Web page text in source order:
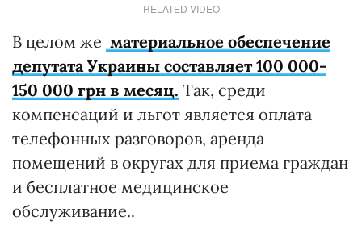
RELATED VIDEO
В целом же материальное обеспечение
депутата Украины составляет 100 000-
150 000 грн в месяц. Так, среди
компенсаций и льгот является оплата
телефонных разговоров, аренда
помещений в округах для приема граждан
и бесплатное медицинское
обслуживание..